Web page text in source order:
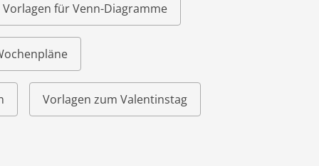
Vorlagen für Venn-Diagramme
Vorlagen zum Valentinstag